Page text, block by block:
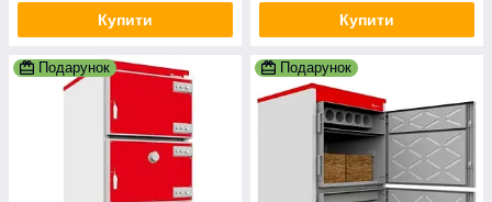
Купити Купити
Подарунок Подарунок